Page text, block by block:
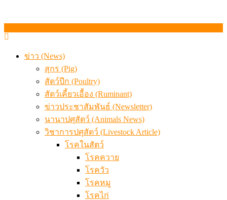
ข่าว (News)
สุกร (Pig)
สัตว์ปีก (Poultry)
สัตว์เคี้ยวเอื้อง (Ruminant)
ข่าวประชาสัมพันธ์ (Newsletter)
นานาปศุสัตว์ (Animals News)
วิชาการปศุสัตว์ (Livestock Article)
โรคในสัตว์
โรคควาย
โรควัว
โรคหมู
โรคไก่